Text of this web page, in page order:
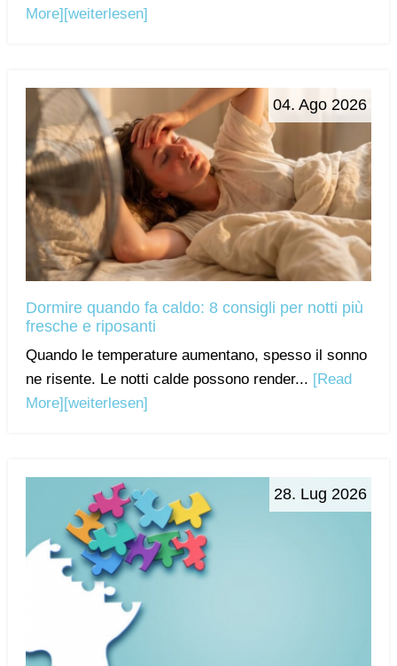
More] [weiterlesen]
04. Ago 2026
Dormire quando fa caldo: 8 consigli per notti più
fresche e riposanti
Quando le temperature aumentano, spesso il sonno
ne risente. Le notti calde possono render... [Read
More] [weiterlesen]
28. Lug 2026